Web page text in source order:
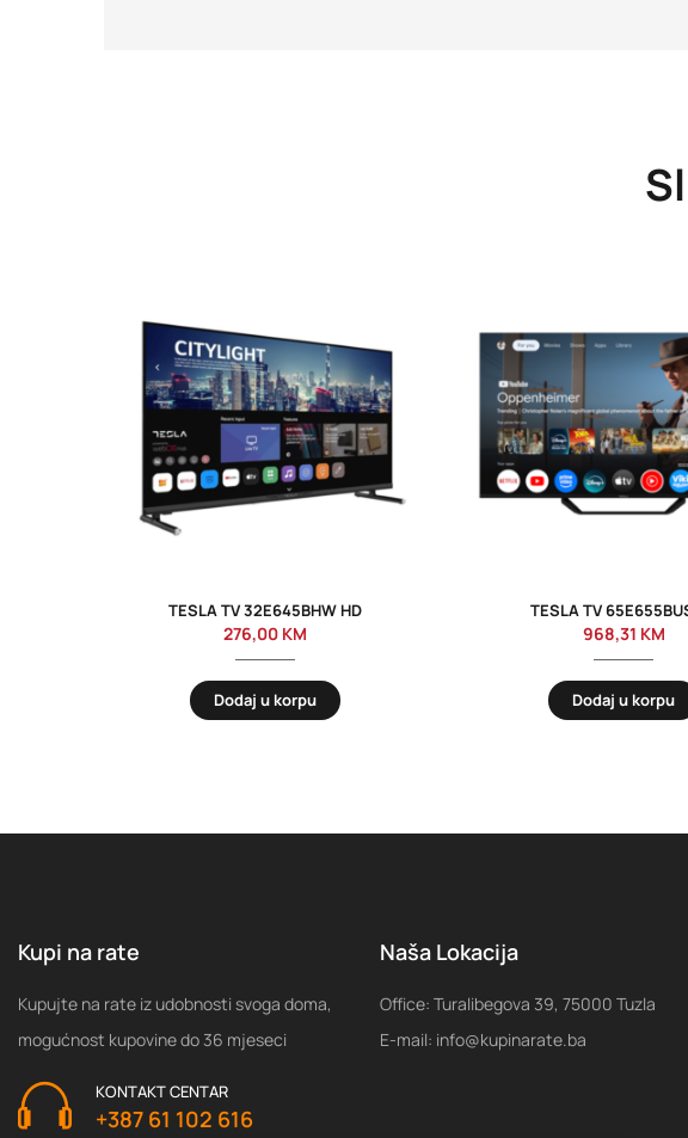
TESLA TV 32E645BHW HD
276,00 KM
Dodaj u korpu
TESLA TV
968,31 KM
Dodaj u korpu
Kupi na rate
Kupujte na rate iz udobnosti svoga doma,
mogućnost kupovine do 36 mjeseci
KONTAKT CENTAR
+387 61 102 616
Naša Lokacija
Office: Turalibegova 39, 75000 Tuzla
E-mail: info@kupinarate.ba